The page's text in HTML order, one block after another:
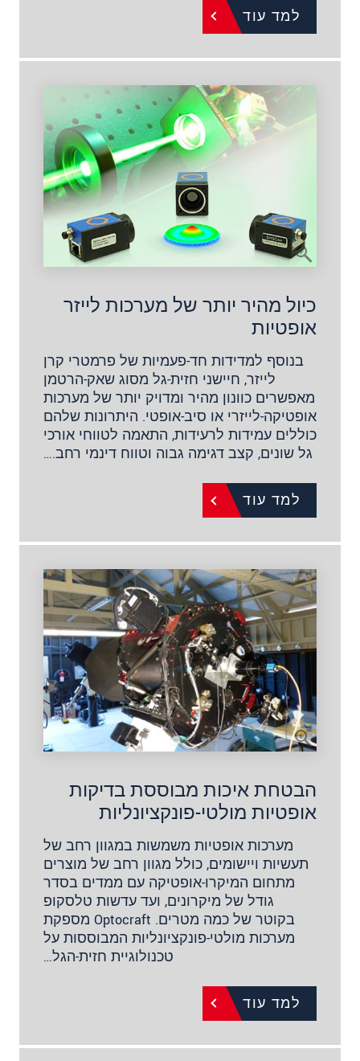
למד עוד
כיול מהיר יותר של מערכות לייזר
אופטיות
בנוסף למדידות חד-פעמיות של פרמטרי קרן
לייזר, חיישני חזית-גל מסוג שאק-הרטמן
מאפשרים כוונון מהיר ומדויק יותר של מערכות
אופטיקה-לייזרי או סיב-אופטי. היתרונות שלהם
כוללים עמידות לרעידות, התאמה לטווחי אורכי
גל שונים, קצב דגימה גבוה וטווח דינמי רחב.…
למד עוד
הבטחת איכות מבוססת בדיקות
אופטיות מולטי-פונקציונליות
מערכות אופטיות משמשות במגוון רחב של
תעשיות ויישומים, כולל מגוון רחב של מוצרים
מתחום המיקרו-אופטיקה עם ממדים בסדר
גודל של מיקרונים, ועד עדשות טלסקופ
בקוטר של כמה מטרים. Optocraft מספקת
מערכות מולטי-פונקציונליות המבוססות על
טכנולוגיית חזית-הגל…
למד עוד